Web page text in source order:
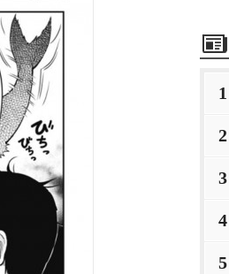
1
2
3
4
5